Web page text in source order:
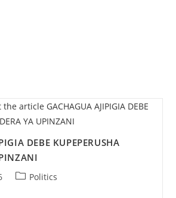
DEBE KUPEPERUSHA
Politics